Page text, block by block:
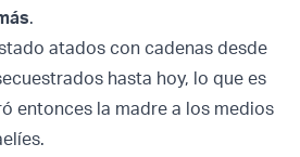
.
atados con cadenas desde
hasta hoy, lo que es
entonces la madre a los medios